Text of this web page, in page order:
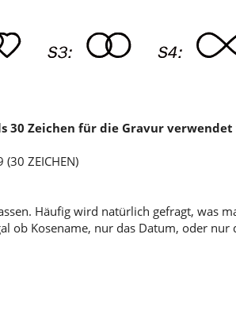
30 Zeichen für die Gravur
ZEICHEN)
Häufig wird natürlich gefragt, was
ob Kosename, nur das Datum, oder